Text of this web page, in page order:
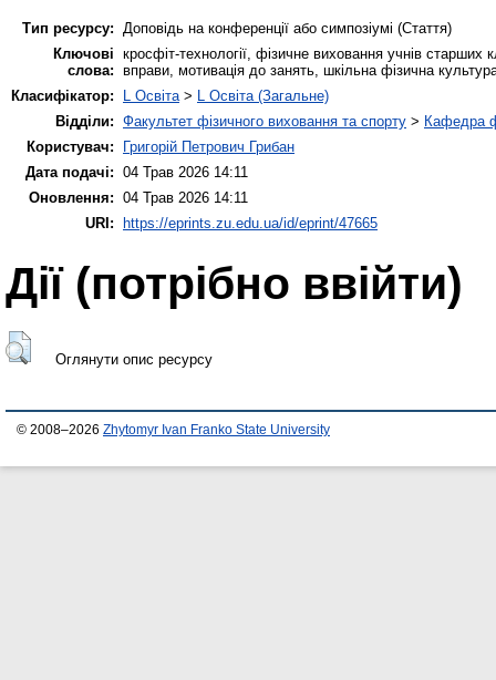
Тип ресурсу:
Доповідь на конференції або симпозіумі (Стаття)
Ключові
слова:
кросфіт-технології, фізичне виховання учнів старших
вправи, мотивація до занять, шкільна фізична
Класифікатор:
L Освіта > L Освіта (Загальне)
Відділи: Факультет фізичного виховання та спорту > Кафедра
Користувач:
Григорій Петрович Грибан
Дата подачі: 04 Трав 2026 14:11
Оновлення: 04 Трав 2026 14:11
URI: https://eprints.zu.edu.ua/id/eprint/47665
Дії ​​(потрібно ввійти)
Оглянути опис ресурсу
© 2008–2026 Zhytomyr Ivan Franko State University